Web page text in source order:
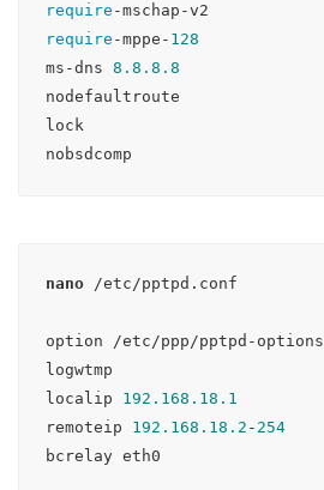
require
require -mppe- 128
ms-dns 8.8 .8 .8
nodefaultroute
lock
nano /etc/pptpd.conf
option /etc/ppp/pptpd-options
logwtmp
localip 192.168.18.1
remoteip 192.168.18.2 - 254
bcrelay eth0